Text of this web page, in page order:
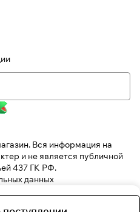
Вся информация на
и не является публичной
437 ГК РФ.
данных